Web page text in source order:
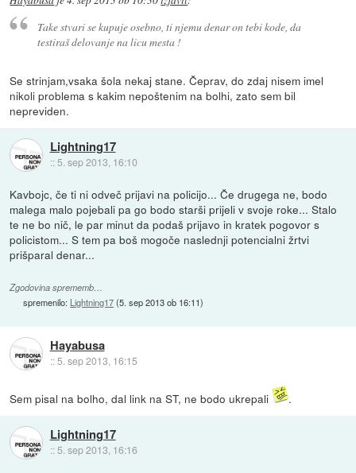
Take stvari se kupuje osebno, ti njemu denar on tebi kode, da
testiraš delovanje na licu mesta !
Se strinjam,vsaka šola nekaj stane. Čeprav, do zdaj nisem imel
nikoli problema s kakim nepoštenim na bolhi, zato sem bil
nepreviden.
Lightning17
:: 5. sep 2013, 16:10
Kavbojc, če ti ni odveč prijavi na policijo... Če drugega ne, bodo
malega malo pojebali pa go bodo starši prijeli v svoje roke... Stalo
te ne bo nič, le par minut da podaš prijavo in kratek pogovor s
policistom... S tem pa boš mogoče naslednji potencialni žrtvi
prišparal denar...
Zgodovina sprememb…
spremenilo: Lightning17(5. sep 2013 ob 16:11)
Hayabusa
::5. sep 2013, 16:15
Sem pisal na bolho, dal link na ST, ne bodo ukrepali .
Lightning17
:: 5. sep 2013, 16:16